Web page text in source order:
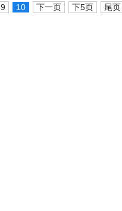
9 10 下一页 下5页 尾页